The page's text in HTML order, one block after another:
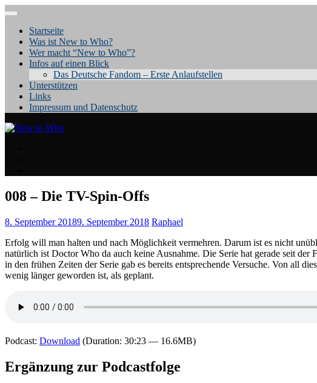
Skip
contentStartseite
Was ist New to Who?
Wer macht “New to Who”?
Infos auf einen Blick
Das Deutsche Fandom – Erste Anlaufstellen
Unterstützen
Links
Impressum und Datenschutz
008 – Die TV-Spin-Offs
8. September 20189. September 2018 Raphael
Erfolg will man halten und nach Möglichkeit vermehren. Darum ist es nicht
natürlich ist Doctor Who da auch keine Ausnahme. Die Serie hat gerade seit
in den frühen Zeiten der Serie gab es bereits entsprechende Versuche. Von all
wenig länger geworden ist, als geplant.
Podcast: Download (Duration: 30:23 — 16.6MB)
Ergänzung zur Podcastfolge